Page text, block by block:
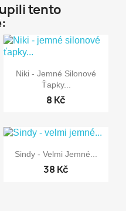
tento
 Rychlý náhled
Niki - Jemné Silonové
Ťapky...
8 Kč
 Rychlý náhled
Sindy - Velmi Jemné...
38 Kč